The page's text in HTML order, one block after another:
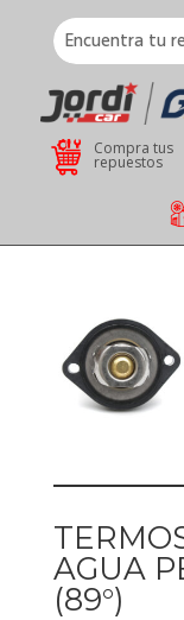
Compra tus
repuestos
AGUA
(89°)